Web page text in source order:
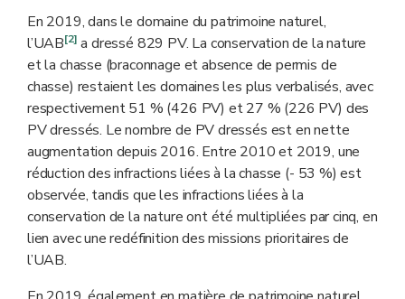
En 2019, dans le domaine du patrimoine naturel,
l’UAB[2] a dressé 829 PV. La conservation de la nature
et la chasse (braconnage et absence de permis de
chasse) restaient les domaines les plus verbalisés, avec
respectivement 51 % (426 PV) et 27 % (226 PV) des
PV dressés. Le nombre de PV dressés est en nette
augmentation depuis 2016. Entre 2010 et 2019, une
réduction des infractions liées à la chasse (- 53 %) est
observée, tandis que les infractions liées à la
conservation de la nature ont été multipliées par cinq, en
lien avec une redéfinition des missions prioritaires de
l’UAB.